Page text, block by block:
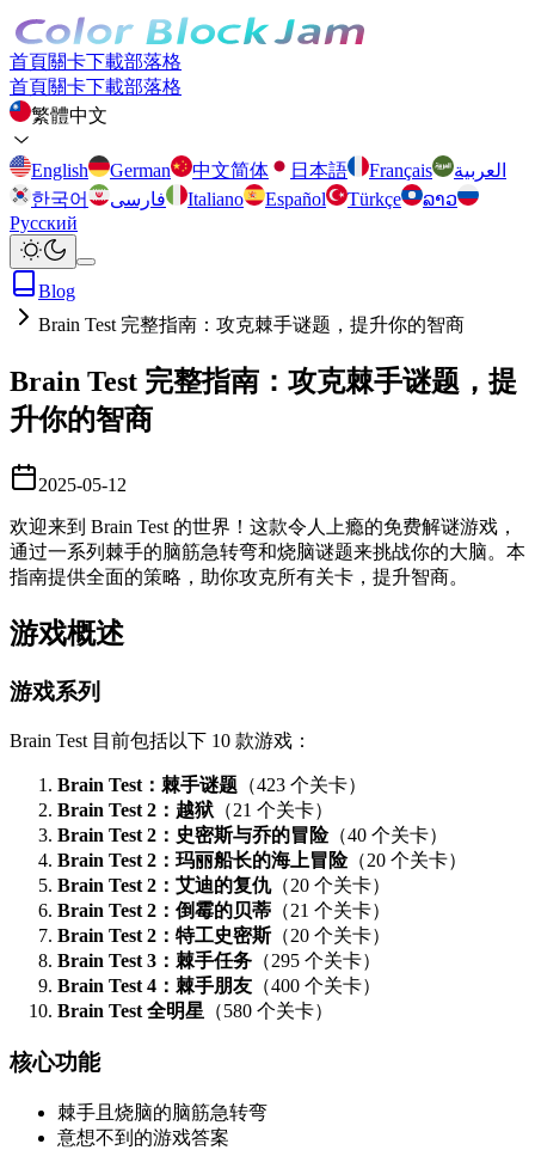
首頁關卡下載部落格
首頁關卡下載部落格
繁體中文
English German 中文简体 日本語 Français
العربية
한국어
فارسی Italiano Español Türkçe
ລາວ
Русский
Blog
Brain Test 完整指南：攻克棘手谜题，提升你的智商
Brain Test 完整指南：攻克棘手谜题，提
升你的智商
2025-05-12
欢迎来到 Brain Test 的世界！这款令人上瘾的免费解谜游戏，
通过一系列棘手的脑筋急转弯和烧脑谜题来挑战你的大脑。本
指南提供全面的策略，助你攻克所有关卡，提升智商。
游戏概述
游戏系列
Brain Test 目前包括以下 10 款游戏：
Brain Test：棘手谜题 （423 个关卡）
Brain Test 2：越狱 （21 个关卡）
Brain Test 2：史密斯与乔的冒险（40 个关卡）
Brain Test 2：玛丽船长的海上冒险（20 个关卡）
Brain Test 2：艾迪的复仇（20 个关卡）
Brain Test 2：倒霉的贝蒂 （21 个关卡）
Brain Test 2：特工史密斯（20 个关卡）
Brain Test 3：棘手任务 （295 个关卡）
Brain Test 4：棘手朋友 （400 个关卡）
Brain Test 全明星 （580 个关卡）
核心功能
棘手且烧脑的脑筋急转弯
意想不到的游戏答案